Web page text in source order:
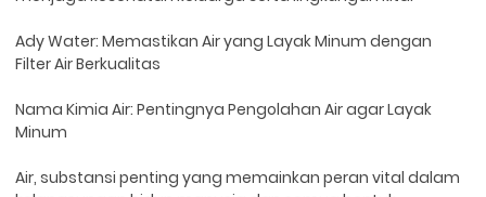
Ady Water: Memastikan Air yang Layak Minum dengan
Filter Air Berkualitas
Nama Kimia Air: Pentingnya Pengolahan Air agar Layak
Minum
Air, substansi penting yang memainkan peran vital dalam